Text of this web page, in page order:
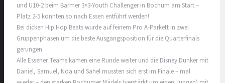
und U10-2 beim Barmer 3×3-Youth Challenger in Bochum am Start –
Platz 2-5 konnten so nach Essen entführt werden!
Bei dicken Hip Hop Beats wurde auf feinem Pro A-Parkett in zwei
Gruppenphasen um die beste Ausgangsposition für die Quarterfinals
gerungen.
Alle Essener Teams kamen eine Runde weiter und die Disney Dunker mit
Daniel, Samuel, Noa und Sahel mussten sich erst im Finale – mal